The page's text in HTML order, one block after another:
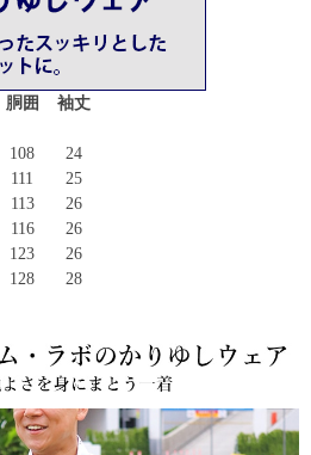
胴囲 袖丈
108
24
111
25
113
26
116
26
123
26
128 28